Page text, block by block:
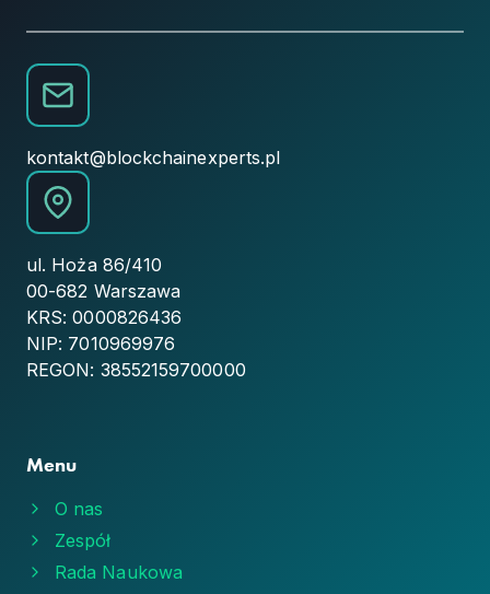
kontakt@blockchainexperts.pl
ul. Hoża 86/410
00-682 Warszawa
KRS: 0000826436
NIP: 7010969976
REGON: 38552159700000
Menu
O nas
Zespół
Rada Naukowa